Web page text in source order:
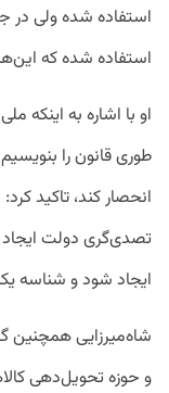
استفاده شده ولی در
استفاده شده که
او با اشاره به اینکه
طوری قانون را
انحصار کند، تاکید
تصدی‌گری دولت
ایجاد شود و شناسه
شاه‌میرزایی
و حوزه تحویل‌دهی